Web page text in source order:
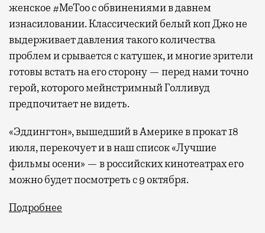
женское #MeToo с обвинениями в давнем
изнасиловании. Классический белый коп Джо не
выдерживает давления такого количества
проблем и срывается с катушек, и многие зрители
готовы встать на его сторону — перед нами точно
герой, которого мейнстримный Голливуд
предпочитает не видеть.
«Эддингтон», вышедший в Америке в прокат 18
июля, перекочует и в наш список «Лучшие
фильмы осени» — в российских кинотеатрах его
можно будет посмотреть с 9 октября.
Подробнее